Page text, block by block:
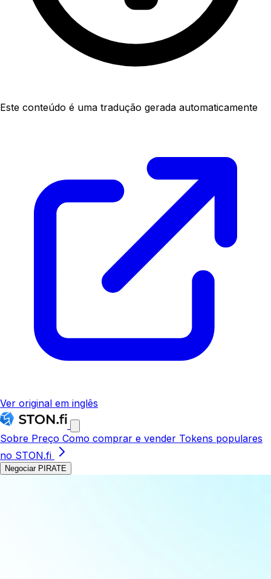
Este conteúdo é uma tradução gerada automaticamente
Ver original em inglês
Sobre Preço Como comprar e vender Tokens populares
no STON.fi
Negociar PIRATE